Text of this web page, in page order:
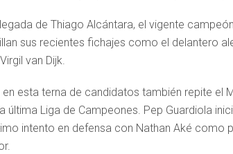
de Thiago Alcántara, el vigente
sus recientes fichajes como el delantero
van Dijk.
en esta terna de candidatos también repite
última Liga de Campeones. Pep Guardiola
intento en defensa con Nathan Aké como